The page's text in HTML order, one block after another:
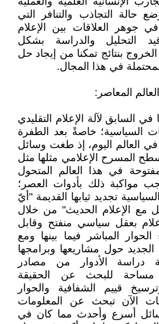
حالة التجاذب والتنافر التي
العلاقات بين الإعلام
التحليل والدراسة بشكل
بنتائج تمكنا من إيجاد حل
في هذا المجال.
المعاصر:
السابق لآلة الإعلام التقليدي
السياسية؛ خاصةً بعد الطفرة
في العالم اليوم، إذ طغت وسائل
المسرح الإعلامي مثلها مثل
في هذا العالم المتحول
مواكبة ذلك بأدوات العصر؛
تجديد ثيابها القديمة "أيّ
مع الإعلام الحديث" من خلال
بعقل سياسي منفتح وقابل
المباشر فيما بينها ومع
الجديد حول مشاريعها وبرامجها
دراسة الأدوار من مصادر
مساحة للبحث عن الحقيقة
قييم الشفافية والحوار
الآن تبحث عن المعلومات
أسرع وأحدث مما كان في